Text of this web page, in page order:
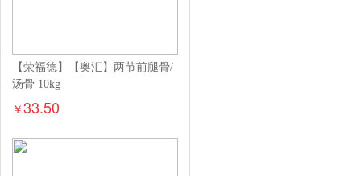
【荣福德】【奥汇】两节前腿骨/
汤骨 10kg
￥33.50